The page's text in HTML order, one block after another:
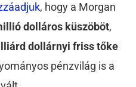
, hogy a Morgan
dolláros küszöböt,
dollárnyi friss tőke
pénzvilág is a